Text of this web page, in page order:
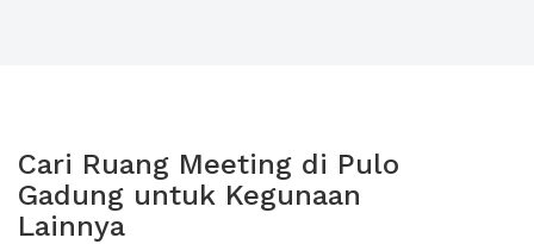
Cari Ruang Meeting di Pulo
Gadung untuk Kegunaan
Lainnya